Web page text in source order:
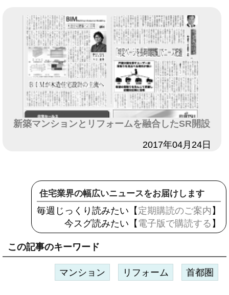
新築マンションとリフォームを融合したSR開設
2017年04月24日
住宅業界の幅広いニュースをお届けします
毎週じっくり読みたい【 定期購読のご案内 】
今スグ読みたい【 電子版で購読する 】
この記事のキーワード
マンション リフォーム 首都圏